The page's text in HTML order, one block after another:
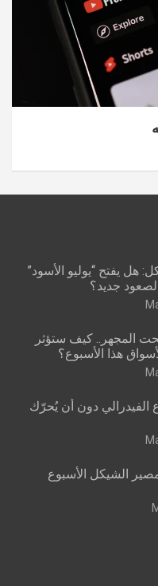
هل يفتح “يوليو الأسود”
لصعود جديد؟
المجهر.. كيف ستؤثر
هذا الأسبوع؟
الفيدرالي دون أن يُحرّك
الشيكل الأسبوع